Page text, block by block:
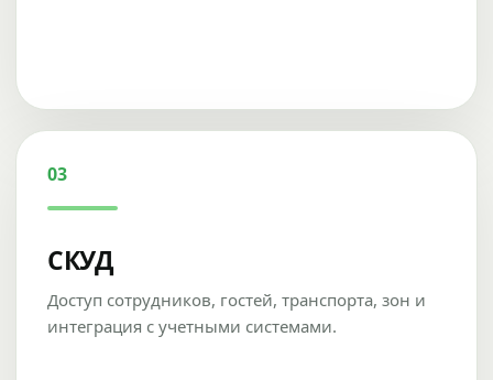
03
СКУД
Доступ сотрудников, гостей, транспорта, зон и
интеграция с учетными системами.